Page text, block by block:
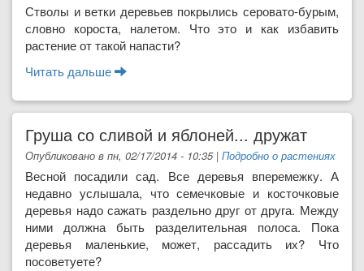
Стволы и ветки деревьев покрылись серовато-бурым,
словно короста, налетом. Что это и как избавить
растение от такой напасти?
Читать дальше
Груша со сливой и яблоней... дружат
Опубликовано в пн, 02/17/2014 - 10:35| Подробно о растениях
Весной посадили сад. Все деревья вперемежку. А
недавно услышала, что семечковые и косточковые
деревья надо сажать раздельно друг от друга. Между
ними должна быть разделительная полоса. Пока
деревья маленькие, может, рассадить их? Что
посоветуете?